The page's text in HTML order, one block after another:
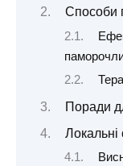
Способи
Поради
Локальні